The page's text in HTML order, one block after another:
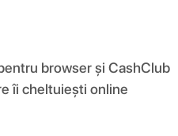
browser și CashClub
îi cheltuiești online